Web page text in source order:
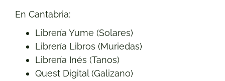
En Cantabria:
Librería Yume (Solares)
Librería Libros (Muriedas)
Librería Inés (Tanos)
Quest Digital (Galizano)